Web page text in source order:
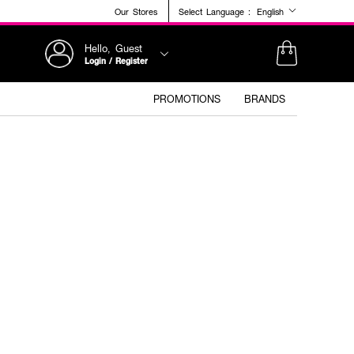
Our Stores Select Language : English
Hello, Guest
Login / Register
PROMOTIONS BRANDS